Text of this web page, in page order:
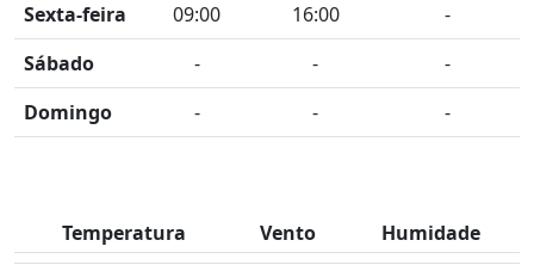
Sexta-feira 09:00 16:00
-
Sábado
- -
-
Domingo
- - -
Temperatura Vento Humidade